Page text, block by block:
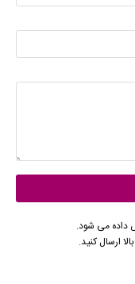
داده می شود.
ارسال کنید.